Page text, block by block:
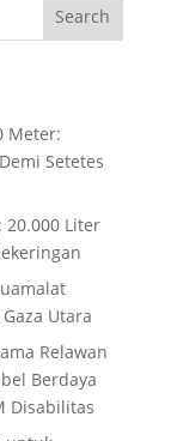
Search
Meter:
Setetes
Liter
Utara
Relawan
Berdaya
Disabilitas